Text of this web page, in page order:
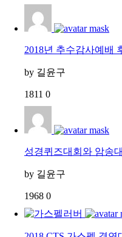
2018년 추수감사예배
by 길윤구
1811 0
성경퀴즈대회와 암송
by 길윤구
1968 0